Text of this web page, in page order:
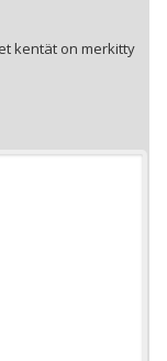
kentät on merkitty